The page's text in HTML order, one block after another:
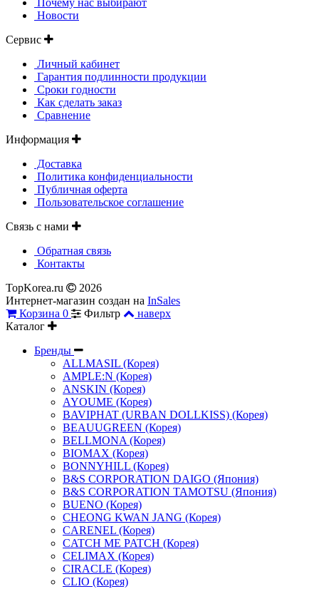
Новости
Сервис
Личный кабинет
Гарантия подлинности продукции
Сроки годности
Как сделать заказ
Сравнение
Информация
Доставка
Политика конфиденциальности
Публичная оферта
Пользовательское соглашение
Связь с нами
Обратная связь
Контакты
TopKorea.ru
2026
Интернет-магазин создан на InSales
Корзина 0 Фильтр
наверх
Каталог
Бренды
ALLMASIL (Корея)
AMPLE:N (Корея)
ANSKIN (Корея)
AYOUME (Корея)
BAVIPHAT (URBAN DOLLKISS) (Корея)
BEAUUGREEN (Корея)
BELLMONA (Корея)
BIOMAX (Корея)
BONNYHILL (Корея)
B&S CORPORATION DAIGO (Япония)
B&S CORPORATION TAMOTSU (Япония)
BUENO (Корея)
CHEONG KWAN JANG (Корея)
CARENEL (Корея)
CATCH ME PATCH (Корея)
CELIMAX (Корея)
CIRACLE (Корея)
CLIO (Корея)